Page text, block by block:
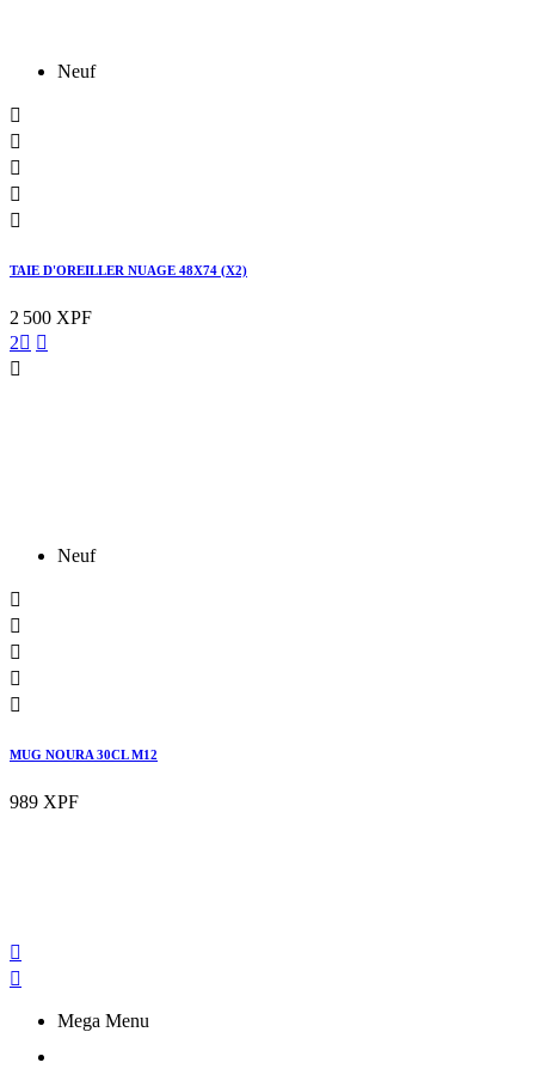
Neuf





TAIE D'OREILLER NUAGE 48X74 (X2)
2 500 XPF
2 

Neuf





MUG NOURA 30CL M12
989 XPF


Mega Menu